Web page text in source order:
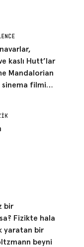
kaslı Hutt’lar
Mandalorian
sinema filmi
bir
Fizikte hala
yaratan bir
beyni